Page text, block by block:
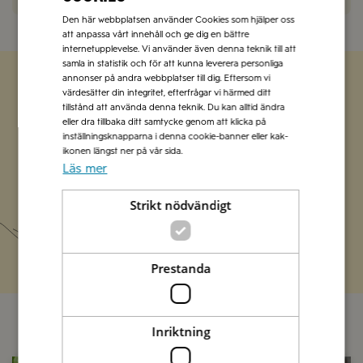
Zetas populära nyhetsbrev
Missa inte att vi har flera olika nyhetsbrev som
förenklar vardagen och förgyller helgen med
Prenumerera
Den här webbplatsen använder Cookies som hjälper oss
att anpassa vårt innehåll och ge dig en bättre
internetupplevelse. Vi använder även denna teknik till att
samla in statistik och för att kunna leverera personliga
annonser på andra webbplatser till dig. Eftersom vi
värdesätter din integritet, efterfrågar vi härmed ditt
tillstånd att använda denna teknik. Du kan alltid ändra
eller dra tillbaka ditt samtycke genom att klicka på
inställningsknapparna i denna cookie-banner eller kak-
ikonen längst ner på vår sida.
Läs mer
Strikt nödvändigt
Prestanda
Inriktning